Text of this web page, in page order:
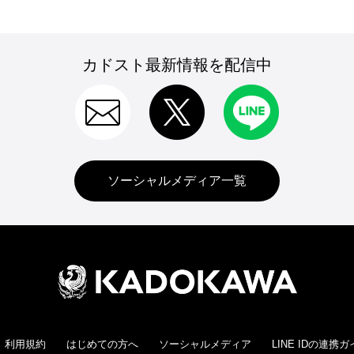
カドスト最新情報を配信中
ソーシャルメディア一覧
利用規約 はじめての方へ ソーシャルメディア LINE IDの連携ガ